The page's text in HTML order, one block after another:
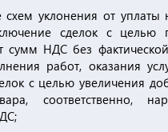
уклонения от уплаты
сделок с целью
сумм НДС без
работ, оказания
с целью увеличения
соответственно,